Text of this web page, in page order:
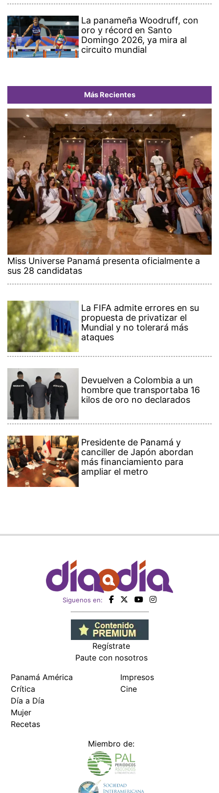
La panameña Woodruff, con
oro y récord en Santo
Domingo 2026, ya mira al
circuito mundial
Más Recientes
Miss Universe Panamá presenta oficialmente a
sus 28 candidatas
La FIFA admite errores en su
propuesta de privatizar el
Mundial y no tolerará más
ataques
Devuelven a Colombia a un
hombre que transportaba 16
kilos de oro no declarados
Presidente de Panamá y
canciller de Japón abordan
más financiamiento para
ampliar el metro
Siguenos en:
Regístrate
Paute con nosotros
Panamá América
Crítica
Día a Día
Mujer
Recetas
Impresos
Cine
Miembro de: